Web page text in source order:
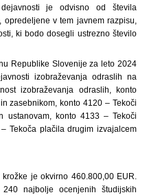
je odvisno od števila
v tem javnem razpisu,
ki bodo dosegli ustrezno število
Republike Slovenije za leto 2024
izobraževanja odraslih na
izobraževanja odraslih, konto
zasebnikom, konto 4120 – Tekoči
ustanovam, konto 4133 – Tekoči
Tekoča plačila drugim izvajalcem
je okvirno 460.800,00 EUR.
najbolje ocenjenih študijskih